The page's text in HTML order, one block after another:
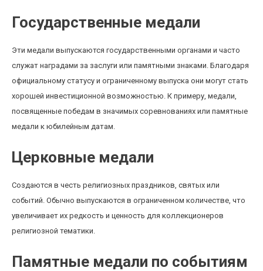
Государственные медали
Эти медали выпускаются государственными органами и часто
служат наградами за заслуги или памятными знаками. Благодаря
официальному статусу и ограниченному выпуска они могут стать
хорошей инвестиционной возможностью. К примеру, медали,
посвященные победам в значимых соревнованиях или памятные
медали к юбилейным датам.
Церковные медали
Создаются в честь религиозных праздников, святых или
событий. Обычно выпускаются в ограниченном количестве, что
увеличивает их редкость и ценность для коллекционеров
религиозной тематики.
Памятные медали по событиям